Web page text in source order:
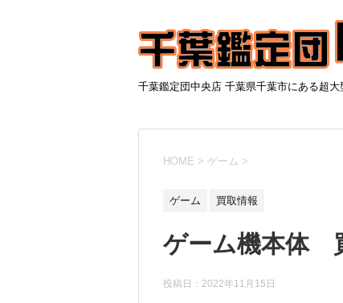
千葉鑑定団中央店 千葉県千葉市にある超
HOME > ゲーム >
ゲーム 買取情報
ゲーム機本体
投稿日： 2022年11月15日